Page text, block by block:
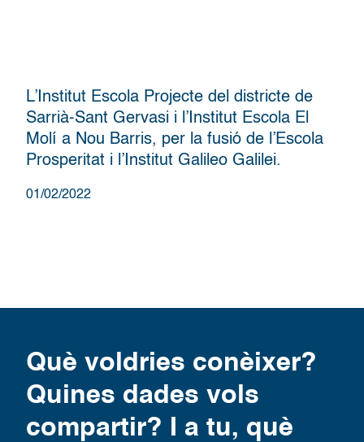
L’Institut Escola Projecte del districte de
Sarrià-Sant Gervasi i l’Institut Escola El
Molí a Nou Barris, per la fusió de l’Escola
Prosperitat i l’Institut Galileo Galilei.
01/02/2022
Què voldries conèixer?
Quines dades vols
compartir? I a tu, què